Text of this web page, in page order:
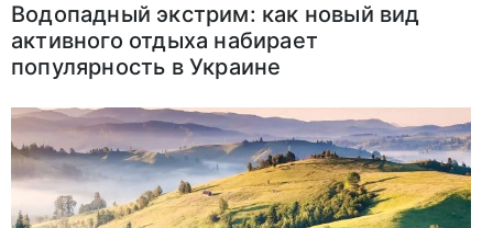
Водопадный экстрим: как новый вид
активного отдыха набирает
популярность в Украине